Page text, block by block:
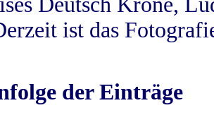
ist das
der Einträge